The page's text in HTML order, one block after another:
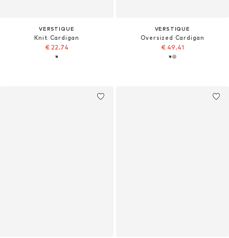
VERSTIQUE
Knit Cardigan
€ 22.74
VERSTIQUE
Oversized Cardigan
€ 49.41